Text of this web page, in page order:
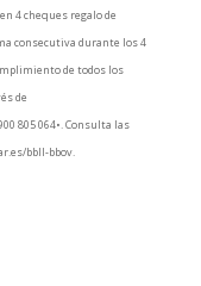
4 cheques regalo de
consecutiva durante los 4
de todos los
de
805 064•. Consulta las
bbll-bbov.